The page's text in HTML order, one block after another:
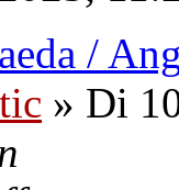
/
» Di